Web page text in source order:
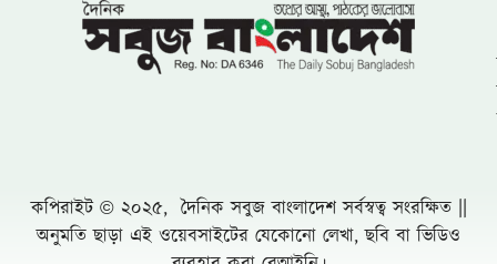
আমির হামজার ১৬তম মৃত্যুবার্ষিকী
খুলনায় ৭১ পরিবারের জমি দখল, চাঁদাবাজি ও
প্রাণনাশের হুমকির অভিযোগে সংবাদ সম্মেলন: ৫
পাঁচ আগস্টের দুই বছর: অর্জনের স্বীকৃতি,
অপূর্ণতার প্রশ্ন